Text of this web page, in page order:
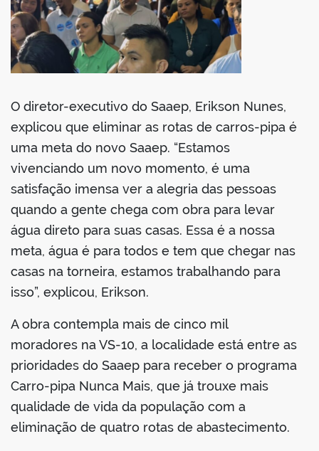
O diretor-executivo do Saaep, Erikson Nunes,
explicou que eliminar as rotas de carros-pipa é
uma meta do novo Saaep. “Estamos
vivenciando um novo momento, é uma
satisfação imensa ver a alegria das pessoas
quando a gente chega com obra para levar
água direto para suas casas. Essa é a nossa
meta, água é para todos e tem que chegar nas
casas na torneira, estamos trabalhando para
isso”, explicou, Erikson.
A obra contempla mais de cinco mil
moradores na VS-10, a localidade está entre as
prioridades do Saaep para receber o programa
Carro-pipa Nunca Mais, que já trouxe mais
qualidade de vida da população com a
eliminação de quatro rotas de abastecimento.